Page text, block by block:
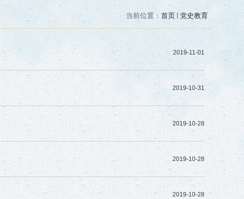
当前位置： 首页 党史教育
2019-11-01
2019-10-31
2019-10-28
2019-10-28
2019-10-28